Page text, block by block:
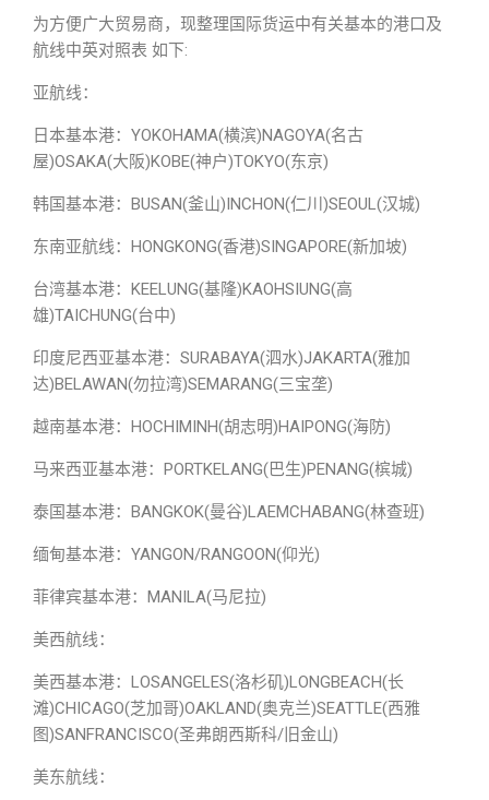
为方便广大贸易商，现整理国际货运中有关基本的港口及
航线中英对照表 如下:
亚航线：
日本基本港：YOKOHAMA(横滨)NAGOYA(名古
屋)OSAKA(大阪)KOBE(神户)TOKYO(东京)
韩国基本港：BUSAN(釜山)INCHON(仁川)SEOUL(汉城)
东南亚航线：HONGKONG(香港)SINGAPORE(新加坡)
台湾基本港：KEELUNG(基隆)KAOHSIUNG(高
雄)TAICHUNG(台中)
印度尼西亚基本港：SURABAYA(泗水)JAKARTA(雅加
达)BELAWAN(勿拉湾)SEMARANG(三宝垄)
越南基本港：HOCHIMINH(胡志明)HAIPONG(海防)
马来西亚基本港：PORTKELANG(巴生)PENANG(槟城)
泰国基本港：BANGKOK(曼谷)LAEMCHABANG(林查班)
缅甸基本港：YANGON/RANGOON(仰光)
菲律宾基本港：MANILA(马尼拉)
美西航线：
美西基本港：LOSANGELES(洛杉矶)LONGBEACH(长
滩)CHICAGO(芝加哥)OAKLAND(奥克兰)SEATTLE(西雅
图)SANFRANCISCO(圣弗朗西斯科/旧金山)
美东航线：